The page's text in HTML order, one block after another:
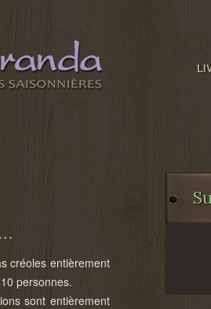
créoles entièrement
personnes.
sont entièrement